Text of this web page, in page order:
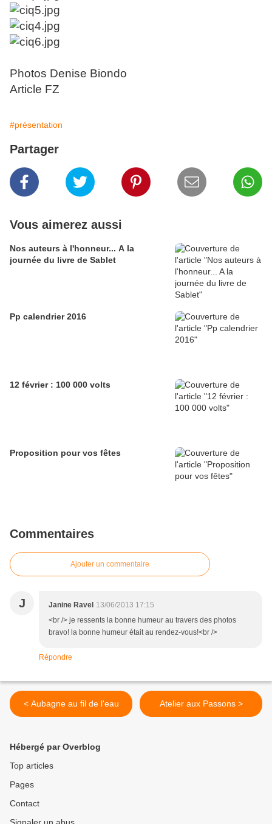
Photos Denise Biondo
Article FZ
#présentation
Partager
Vous aimerez aussi
Nos auteurs à l'honneur... A la
journée du livre de Sablet
Pp calendrier 2016
12 février : 100 000 volts
Proposition pour vos fêtes
Commentaires
Ajouter un commentaire
J Janine Ravel 13/06/2013 17:15
<br /> je ressents la bonne humeur au travers des photos
bravo! la bonne humeur était au rendez-vous!<br />
Répondre
< Aubagne au fil de l'eau Atelier aux Passons >
Hébergé par Overblog
Top articles
Pages
Contact